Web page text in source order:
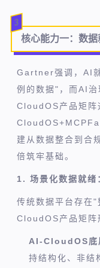
3
核心能力一： 数据
Gartner强调，AI
例的数据"，而AI
CloudOS产品矩阵
建从数据整合到合
倍筑牢基础。
1. 场景化数据就绪
传统数据平台存在
CloudOS产品矩阵
AI-CloudOS底
持结构化、非结